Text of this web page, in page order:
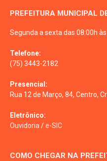
PREFEITURA MUNICIPAL
Segunda a sexta das 08:00h
Telefone:
(75) 3443-2182
Presencial:
Rua 12 de Março, 84, Centro,
Eletrônico:
Ouvidoria /e-SIC
COMO CHEGAR NA